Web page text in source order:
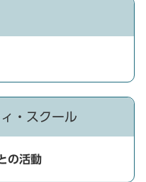
・スクール
の活動